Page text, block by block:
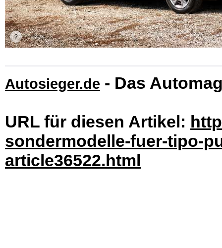
Autosieger.de - Das
URL für diesen Artikel:
sondermodelle-fuer-tipo-
article36522.html